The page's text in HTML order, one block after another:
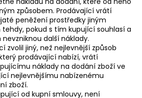
způsobem. Prodávající vrátí
peněžení prostředky jiným
tehdy, pokud s tím kupující souhlasí a
další náklady.
zvolil jiný, než nejlevnější způsob
prodávající nabízí, vrátí
náklady na dodání zboží ve
nejlevnějšímu nabízenému
zboží.
od kupní smlouvy, není